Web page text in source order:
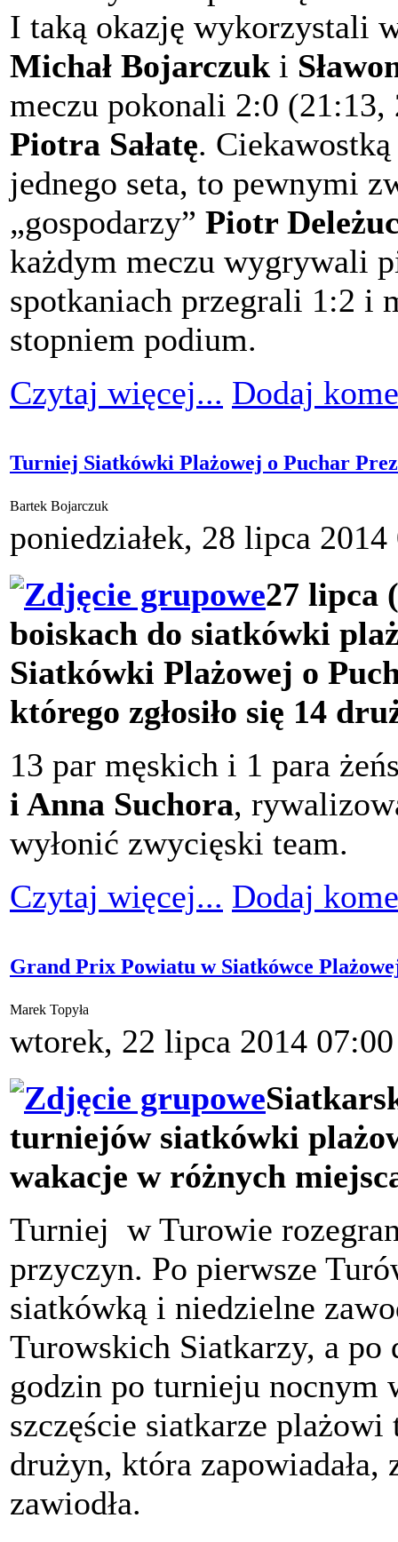
I taką okazję wykorzystali
Michał Bojarczuk i
meczu pokonali 2:0
Piotra Sałatę.
jednego seta, to pewnymi
„gospodarzy” Piotr
każdym meczu wygrywali
spotkaniach przegrali 1:2 i
stopniem podium.
Czytaj więcej... Dodaj
Turniej Siatkówki Plażowej o Puchar
Bartek Bojarczuk
poniedziałek, 28 lipca 2014
27 lipca
boiskach do siatkówki
Siatkówki Plażowej o
którego zgłosiło się 14
13 par męskich i 1 para
i Anna Suchora,
wyłonić zwycięski team.
Czytaj więcej... Dodaj
Grand Prix Powiatu w Siatkówce
Marek Topyła
wtorek, 22 lipca 2014 07:00
turniejów siatkówki
wakacje w różnych
Turniej w Turowie
przyczyn. Po pierwsze
siatkówką i niedzielne
Turowskich Siatkarzy, a
godzin po turnieju nocnym
szczęście siatkarze
drużyn, która
zawiodła.